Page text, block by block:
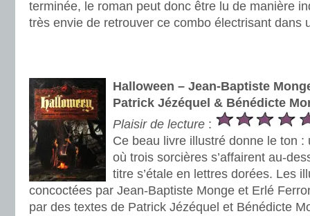
terminée, le roman peut donc être lu de manière
très envie de retrouver ce combo électrisant dans
Halloween – Jean-Baptiste
Patrick Jézéquel & Bénédicte
Plaisir de lecture :
Ce beau livre illustré donne le ton
où trois sorcières s’affairent au-
titre s’étale en lettres dorées. Les
concoctées par Jean-Baptiste Monge et Erlé
par des textes de Patrick Jézéquel et Bénédicte